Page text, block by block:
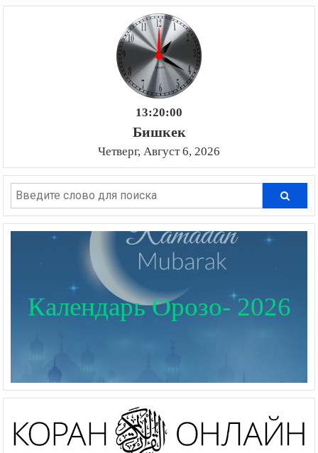
13:20:02
Бишкек
Четверг, Август 6, 2026
Календарь Орозо- 2026